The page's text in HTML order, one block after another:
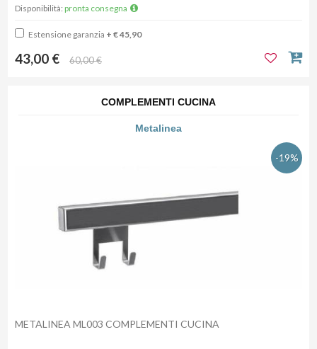
Disponibilità: pronta consegna
Estensione garanzia + € 45,90
43,00 € 60,00 €
COMPLEMENTI CUCINA
Metalinea
-19%
METALINEA ML003 COMPLEMENTI CUCINA